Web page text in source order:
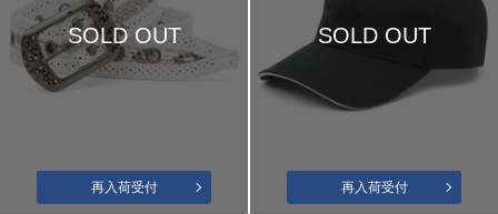
SOLD OUT
再入荷受付
SOLD OUT
再入荷受付